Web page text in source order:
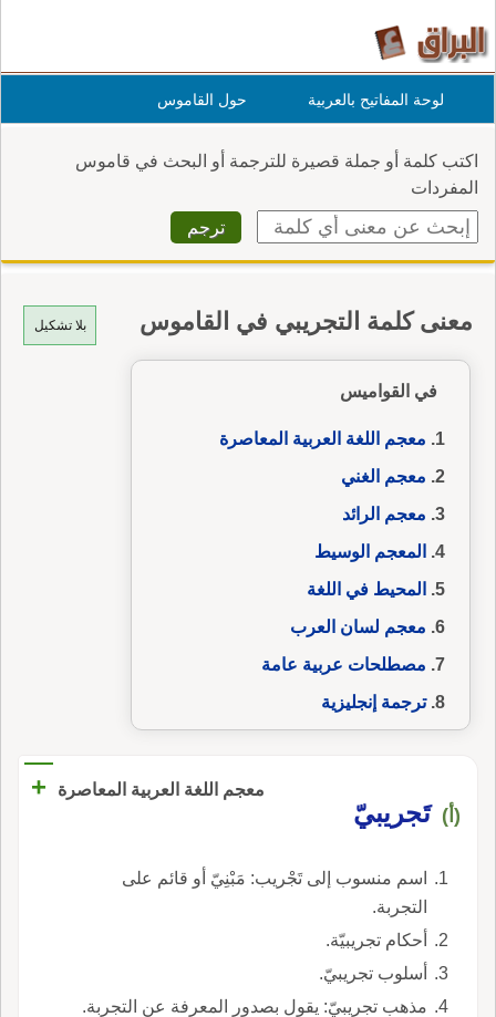
لوحة المفاتيح بالعربية حول القاموس
اكتب كلمة أو جملة قصيرة للترجمة أو البحث في قاموس
المفردات
بلا تشكيل معنى كلمة التجريبي في القاموس
في القواميس
معجم اللغة العربية المعاصرة
معجم الغني
معجم الرائد
المعجم الوسيط
المحيط في اللغة
معجم لسان العرب
مصطلحات عربية عامة
ترجمة إنجليزية
معجم اللغة العربية المعاصرة +
(أ) تَجريبيّ
اسم منسوب إلى تَجْريب: مَبْنِيّ أو قائم على
التجربة.
أحكام تجريبيّة.
أسلوب تجريبيّ.
مذهب تجريبيّ: يقول بصدور المعرفة عن التجربة.